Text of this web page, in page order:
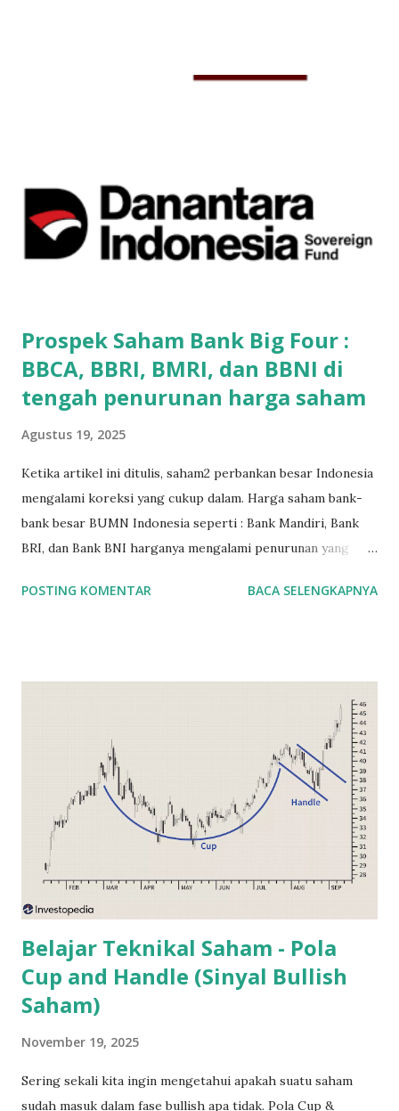
rekening BCA atau Permata nya. Nah satu keunggulan jika
kamu sudah memakai rekening BCA atau rekening Bank
Permata, kamu tidak perlu print dokumen fisik lagi. Jadi bisa
langsung daftar sampai selesai semuanya full online. Jadi
Prospek Saham Bank Big Four :
BBCA, BBRI, BMRI, dan BBNI di
tengah penurunan harga saham
Agustus 19, 2025
Ketika artikel ini ditulis, saham2 perbankan besar Indonesia
mengalami koreksi yang cukup dalam. Harga saham bank-
bank besar BUMN Indonesia seperti : Bank Mandiri, Bank
BRI, dan Bank BNI harganya mengalami penurunan yang
Bank swasta terbesar di Indonesia dari segi kapitalisasi,
dahulu, dividen bank BUMN langsung disetorkan ke kas
negara, sekarang ini dividen BUMN wajib disetorkan ke
Badan Pengelola Investasi (BPI) yaitu Danantara . Tugas
Danantara adalah menginvestasikan kembali dividen
tersebut agar menghasilkan profit bagi negara. Hal ini
sebenarnya adalah tujuan yang baik. Namun investor banyak
Investasi ini...
POSTING KOMENTAR BACA SELENGKAPNYA
Belajar Teknikal Saham - Pola
Cup and Handle (Sinyal Bullish
Saham)
November 19, 2025
Sering sekali kita ingin mengetahui apakah suatu saham
sudah masuk dalam fase bullish apa tidak. Pola Cup &